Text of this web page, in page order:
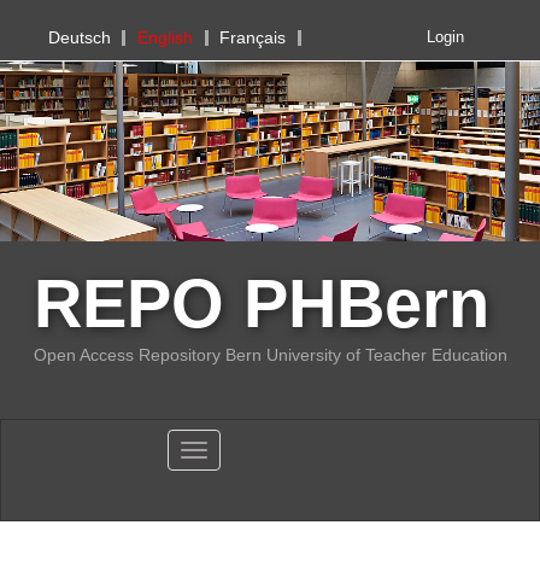
PHBern
Deutsch English Français Login
REPO PHBern
Open Access Repository Bern University of Teacher Education
Toggle navigation